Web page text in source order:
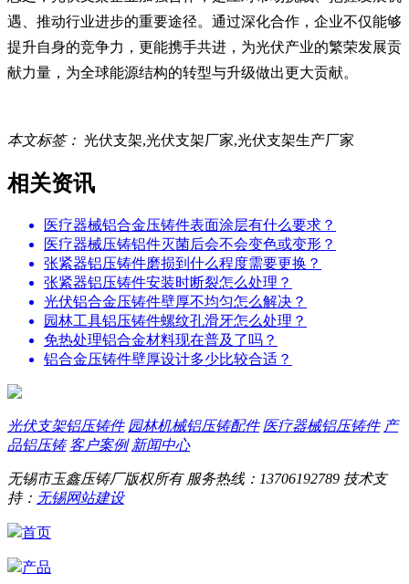
遇、推动行业进步的重要途径。通过深化合作，企业不仅能够
提升自身的竞争力，更能携手共进，为光伏产业的繁荣发展贡
献力量，为全球能源结构的转型与升级做出更大贡献。
本文标签： 光伏支架,光伏支架厂家,光伏支架生产厂家
相关资讯
医疗器械铝合金压铸件表面涂层有什么要求？
医疗器械压铸铝件灭菌后会不会变色或变形？
张紧器铝压铸件磨损到什么程度需要更换？
张紧器铝压铸件安装时断裂怎么处理？
光伏铝合金压铸件壁厚不均匀怎么解决？
园林工具铝压铸件螺纹孔滑牙怎么处理？
免热处理铝合金材料现在普及了吗？
铝合金压铸件壁厚设计多少比较合适？
光伏支架铝压铸件 园林机械铝压铸配件 医疗器械铝压铸件 产
品铝压铸 客户案例 新闻中心
无锡市玉鑫压铸厂版权所有 服务热线：13706192789 技术支
持： 无锡网站建设
首页
产品